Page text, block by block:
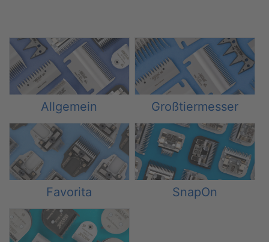
Allgemein Großtiermesser
Favorita SnapOn